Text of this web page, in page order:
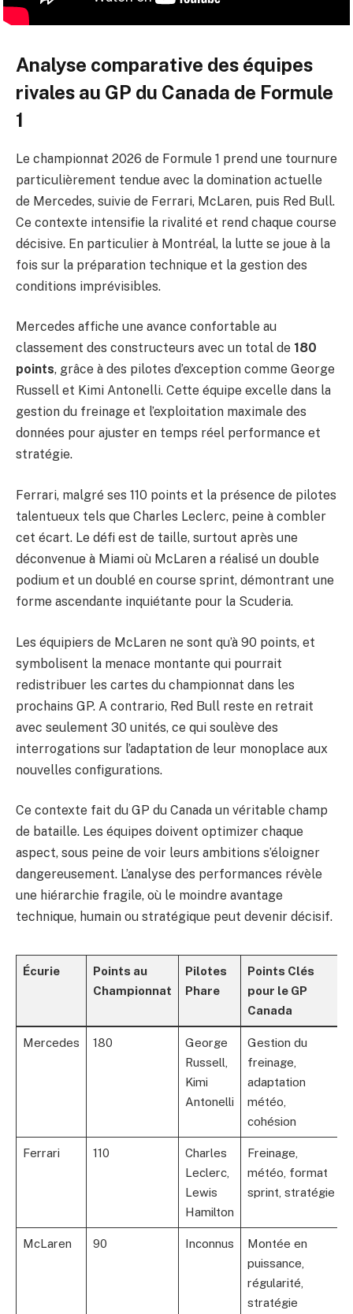
Analyse comparative des équipes
rivales au GP du Canada de Formule
1
Le championnat 2026 de Formule 1 prend une tournure
particulièrement tendue avec la domination actuelle
de Mercedes, suivie de Ferrari, McLaren, puis Red Bull.
Ce contexte intensifie la rivalité et rend chaque course
décisive. En particulier à Montréal, la lutte se joue à la
fois sur la préparation technique et la gestion des
conditions imprévisibles.
Mercedes affiche une avance confortable au
classement des constructeurs avec un total de 180
points, grâce à des pilotes d’exception comme George
Russell et Kimi Antonelli. Cette équipe excelle dans la
gestion du freinage et l’exploitation maximale des
données pour ajuster en temps réel performance et
stratégie.
Ferrari, malgré ses 110 points et la présence de pilotes
talentueux tels que Charles Leclerc, peine à combler
cet écart. Le défi est de taille, surtout après une
déconvenue à Miami où McLaren a réalisé un double
podium et un doublé en course sprint, démontrant une
forme ascendante inquiétante pour la Scuderia.
Les équipiers de McLaren ne sont qu’à 90 points, et
symbolisent la menace montante qui pourrait
redistribuer les cartes du championnat dans les
prochains GP. A contrario, Red Bull reste en retrait
avec seulement 30 unités, ce qui soulève des
interrogations sur l’adaptation de leur monoplace aux
nouvelles configurations.
Ce contexte fait du GP du Canada un véritable champ
de bataille. Les équipes doivent optimizer chaque
aspect, sous peine de voir leurs ambitions s’éloigner
dangereusement. L’analyse des performances révèle
une hiérarchie fragile, où le moindre avantage
technique, humain ou stratégique peut devenir décisif.
Écurie
Points au
Championnat
Pilotes
Phare
Points Clés
pour le GP
Canada
Mercedes 180
George
Russell,
Kimi
Antonelli
Gestion du
freinage,
adaptation
météo,
cohésion
Ferrari 110
Charles
Leclerc,
Lewis
Hamilton
Freinage,
météo, format
sprint, stratégie
McLaren 90 Inconnus
Montée en
puissance,
régularité,
stratégie